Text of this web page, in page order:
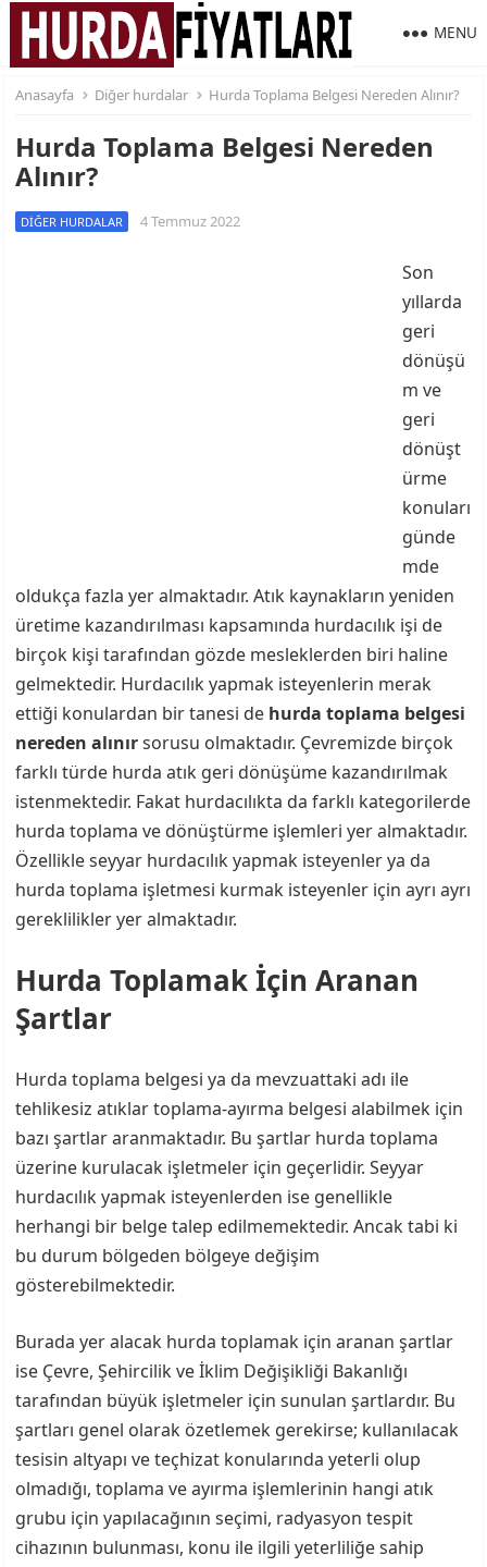
MENU
Anasayfa Diğer hurdalar Hurda Toplama Belgesi Nereden Alınır?
Hurda Toplama Belgesi Nereden
Alınır?
DIĞER HURDALAR 4 Temmuz 2022
Son
yıllarda
geri
dönüşü
m ve
geri
dönüşt
ürme
konuları
günde
mde
oldukça fazla yer almaktadır. Atık kaynakların yeniden
üretime kazandırılması kapsamında hurdacılık işi de
birçok kişi tarafından gözde mesleklerden biri haline
gelmektedir. Hurdacılık yapmak isteyenlerin merak
ettiği konulardan bir tanesi de hurda toplama belgesi
nereden alınırsorusu olmaktadır. Çevremizde birçok
farklı türde hurda atık geri dönüşüme kazandırılmak
istenmektedir. Fakat hurdacılıkta da farklı kategorilerde
hurda toplama ve dönüştürme işlemleri yer almaktadır.
Özellikle seyyar hurdacılık yapmak isteyenler ya da
hurda toplama işletmesi kurmak isteyenler için ayrı ayrı
gereklilikler yer almaktadır.
Hurda Toplamak İçin Aranan
Şartlar
Hurda toplama belgesi ya da mevzuattaki adı ile
tehlikesiz atıklar toplama-ayırma belgesi alabilmek için
bazı şartlar aranmaktadır. Bu şartlar hurda toplama
üzerine kurulacak işletmeler için geçerlidir. Seyyar
hurdacılık yapmak isteyenlerden ise genellikle
herhangi bir belge talep edilmemektedir. Ancak tabi ki
bu durum bölgeden bölgeye değişim
gösterebilmektedir.
Burada yer alacak hurda toplamak için aranan şartlar
ise Çevre, Şehircilik ve İklim Değişikliği Bakanlığı
tarafından büyük işletmeler için sunulan şartlardır. Bu
şartları genel olarak özetlemek gerekirse; kullanılacak
tesisin altyapı ve teçhizat konularında yeterli olup
olmadığı, toplama ve ayırma işlemlerinin hangi atık
grubu için yapılacağının seçimi, radyasyon tespit
cihazının bulunması, konu ile ilgili yeterliliğe sahip